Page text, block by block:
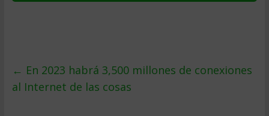
← En 2023 habrá 3,500 millones de conexiones
al Internet de las cosas